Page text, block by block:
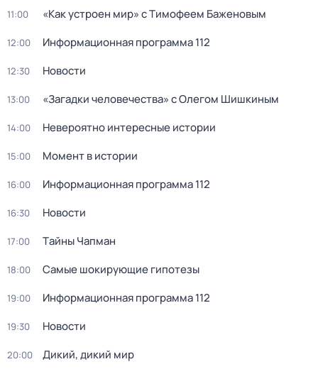
11:00 «Как устроен мир» с Тимофеем Баженовым
12:00 Информационная программа 112
12:30 Новости
13:00 «Загадки человечества» с Олегом Шишкиным
14:00 Невероятно интересные истории
15:00 Момент в истории
16:00 Информационная программа 112
16:30 Новости
17:00 Тaйны Чапман
18:00 Самые шoкиpующие гипотезы
19:00 Информационная программа 112
19:30 Новости
20:00 Дикий, дикий мир